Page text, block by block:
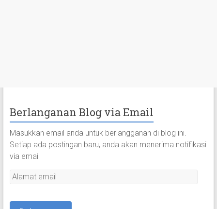
Berlanganan Blog via Email
Masukkan email anda untuk berlangganan di blog ini.
Setiap ada postingan baru, anda akan menerima notifikasi
via email
A